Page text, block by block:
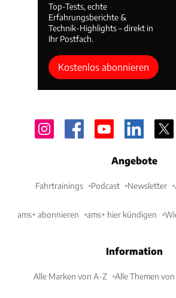
Top-Tests, echte
Erfahrungsberichte &
Technik-Highlights – direkt in
Ihr Postfach.
Kostenlos abonnieren
Angebote
Fahrtrainings Podcast Newsletter
ams+ abonnieren ams+ hier kündigen
Information
Alle Marken von A-Z Alle Themen